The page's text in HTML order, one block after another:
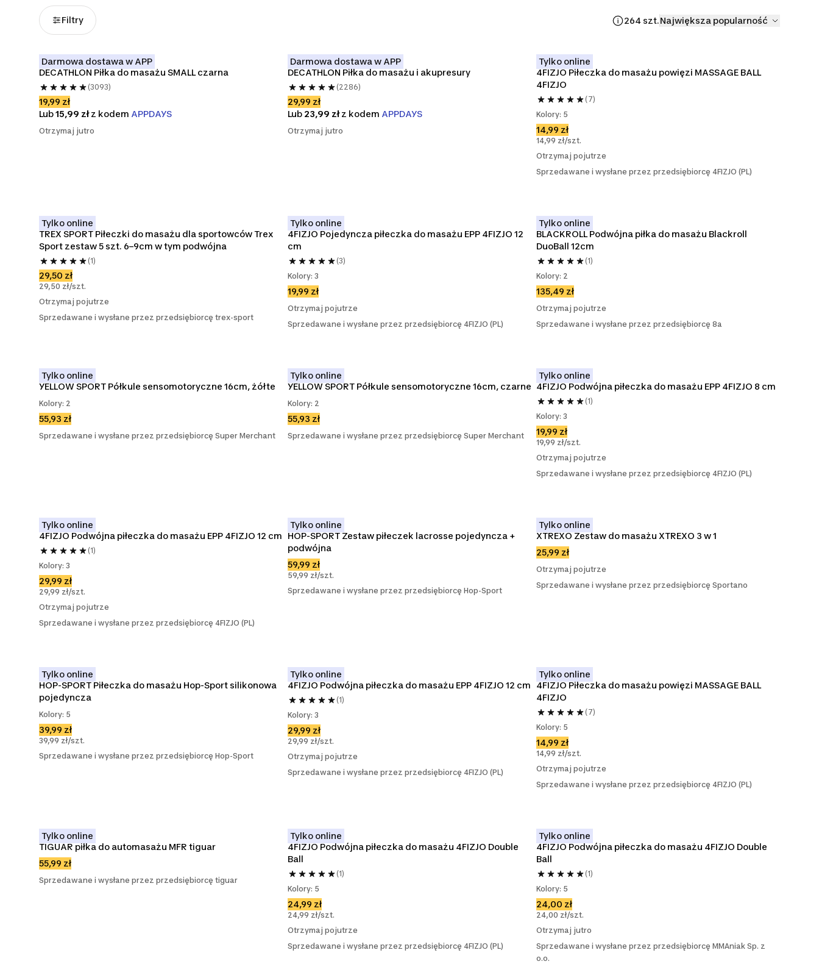
Filtry 264 szt.Największa popularność
Darmowa dostawa w APP
DECATHLON Piłka do masażu SMALL czarna
(3093)
19,99 zł
Lub15,99 złz kodem APPDAYS
Otrzymaj jutro
Darmowa dostawa w APP
DECATHLON Piłka do masażu i akupresury
(2286)
29,99 zł
Lub 23,99 złz kodem APPDAYS
Otrzymaj jutro
Tylko online
4FIZJO Piłeczka do masażu powięzi MASSAGE BALL
4FIZJO
(7)
Kolory: 5
14,99 zł
14,99 zł/szt.
Otrzymaj pojutrze
Sprzedawane i wysłane przez przedsiębiorcę 4FIZJO (PL)
Tylko online
TREX SPORT Piłeczki do masażu dla sportowców Trex
Sport zestaw 5 szt. 6–9cm w tym podwójna
(1)
29,50 zł
29,50 zł/szt.
Otrzymaj pojutrze
Sprzedawane i wysłane przez przedsiębiorcę trex-sport
Tylko online
4FIZJO Pojedyncza piłeczka do masażu EPP 4FIZJO 12
cm
(3)
Kolory: 3
19,99 zł
Otrzymaj pojutrze
Sprzedawane i wysłane przez przedsiębiorcę 4FIZJO (PL)
Tylko online
BLACKROLL Podwójna piłka do masażu Blackroll
DuoBall 12cm
(1)
Kolory: 2
135,49 zł
Otrzymaj pojutrze
Sprzedawane i wysłane przez przedsiębiorcę 8a
Tylko online
YELLOW SPORT Półkule sensomotoryczne 16cm, żółte
Kolory: 2
55,93 zł
Sprzedawane i wysłane przez przedsiębiorcę Super Merchant
Tylko online
YELLOW SPORT Półkule sensomotoryczne 16cm, czarne
Kolory: 2
55,93 zł
Sprzedawane i wysłane przez przedsiębiorcę Super Merchant
Tylko online
4FIZJO Podwójna piłeczka do masażu EPP 4FIZJO 8 cm
(1)
Kolory: 3
19,99 zł
19,99 zł/szt.
Otrzymaj pojutrze
Sprzedawane i wysłane przez przedsiębiorcę 4FIZJO (PL)
Tylko online
4FIZJO Podwójna piłeczka do masażu EPP 4FIZJO 12 cm
(1)
Kolory: 3
29,99 zł
29,99 zł/szt.
Otrzymaj pojutrze
Sprzedawane i wysłane przez przedsiębiorcę 4FIZJO (PL)
Tylko online
HOP-SPORT Zestaw piłeczek lacrosse pojedyncza +
podwójna
59,99 zł
59,99 zł/szt.
Sprzedawane i wysłane przez przedsiębiorcę Hop-Sport
Tylko online
XTREXO Zestaw do masażu XTREXO 3 w 1
25,99 zł
Otrzymaj pojutrze
Sprzedawane i wysłane przez przedsiębiorcę Sportano
Tylko online
HOP-SPORT Piłeczka do masażu Hop-Sport silikonowa
pojedyncza
Kolory: 5
39,99 zł
39,99 zł/szt.
Sprzedawane i wysłane przez przedsiębiorcę Hop-Sport
Tylko online
4FIZJO Podwójna piłeczka do masażu EPP 4FIZJO 12 cm
(1)
Kolory: 3
29,99 zł
29,99 zł/szt.
Otrzymaj pojutrze
Sprzedawane i wysłane przez przedsiębiorcę 4FIZJO (PL)
Tylko online
4FIZJO Piłeczka do masażu powięzi MASSAGE BALL
4FIZJO
(7)
Kolory: 5
14,99 zł
14,99 zł/szt.
Otrzymaj pojutrze
Sprzedawane i wysłane przez przedsiębiorcę 4FIZJO (PL)
Tylko online
TIGUAR piłka do automasażu MFR tiguar
55,99 zł
Sprzedawane i wysłane przez przedsiębiorcę tiguar
Tylko online
4FIZJO Podwójna piłeczka do masażu 4FIZJO Double
Ball
(1)
Kolory: 5
24,99 zł
24,99 zł/szt.
Otrzymaj pojutrze
Sprzedawane i wysłane przez przedsiębiorcę 4FIZJO (PL)
Tylko online
4FIZJO Podwójna piłeczka do masażu 4FIZJO Double
Ball
(1)
Kolory: 5
24,00 zł
24,00 zł/szt.
Otrzymaj jutro
Sprzedawane i wysłane przez przedsiębiorcę MMAniak Sp. z
o.o.